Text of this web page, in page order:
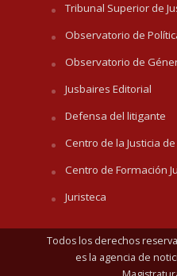
Tribunal Superior de
Observatorio de
Observatorio de
Jusbaires Editorial
Defensa del litigante
Centro de la Justicia
Centro de Formación
Juristeca
Todos los derechos
es la agencia de